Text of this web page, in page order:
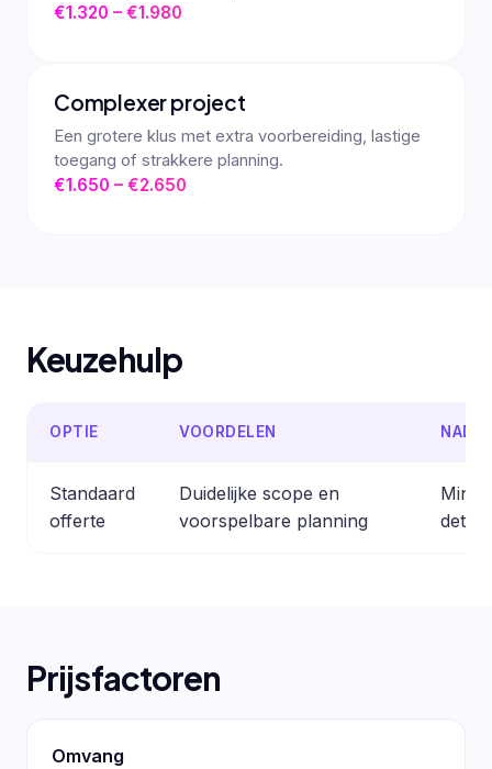
€1.320 – €1.980
Complexer project
Een grotere klus met extra voorbereiding, lastige
toegang of strakkere planning.
€1.650 – €2.650
Keuzehulp
OPTIE VOORDELEN
Standaard
offerte
Duidelijke scope en
voorspelbare planning
Prijsfactoren
Omvang